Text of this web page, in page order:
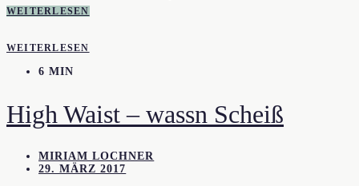
WEITERLESEN
WEITERLESEN
6 MIN
High Waist – wassn Scheiß
MIRIAM LOCHNER
29. MÄRZ 2017